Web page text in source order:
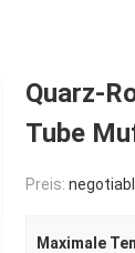
Quarz-
Tube
Preis:
Maximale